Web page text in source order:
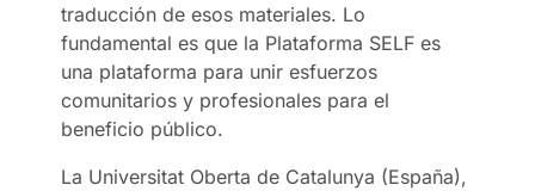
traducción de esos materiales. Lo
fundamental es que la Plataforma SELF es
una plataforma para unir esfuerzos
comunitarios y profesionales para el
beneficio público.
La Universitat Oberta de Catalunya (España),